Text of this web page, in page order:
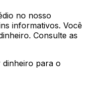
no nosso
informativos. Você
Consulte as
dinheiro para o